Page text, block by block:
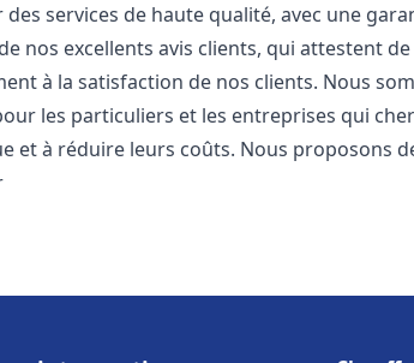
services de haute qualité, avec une
nos excellents avis clients, qui attestent
à la satisfaction de nos clients. Nous
les particuliers et les entreprises qui
et à réduire leurs coûts. Nous proposons